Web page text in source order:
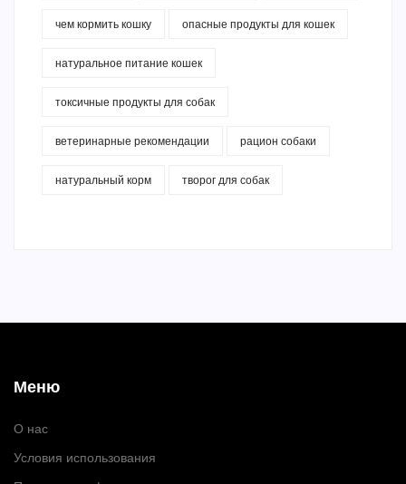
чем кормить кошку опасные продукты для кошек
натуральное питание кошек
токсичные продукты для собак
ветеринарные рекомендации рацион собаки
натуральный корм творог для собак
Меню
О нас
Условия использования